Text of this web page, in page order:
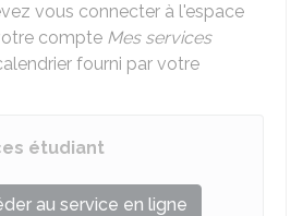
vous connecter à l'espace
compte Mes services
fourni par votre
étudiant
au service en ligne